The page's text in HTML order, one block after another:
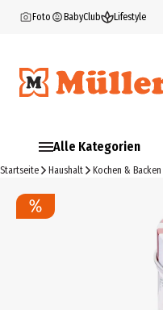
Foto BabyClub Lifestyle
Alle Kategorien
Startseite Haushalt Kochen & Backen